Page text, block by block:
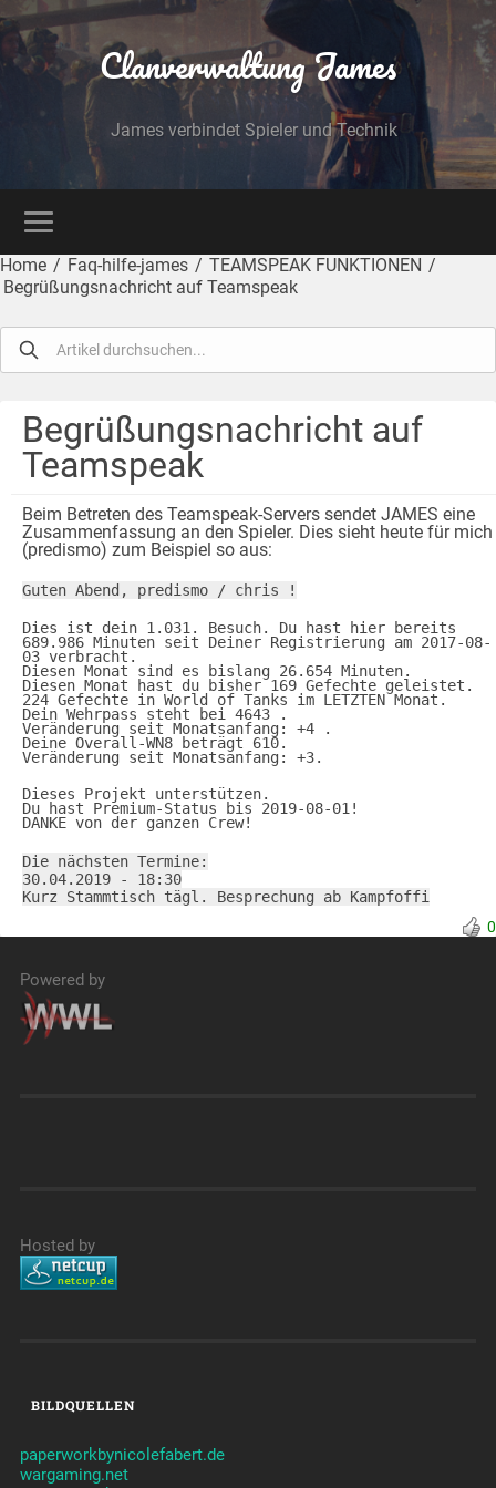
Clanverwaltung James
James verbindet Spieler und Technik
Home / Faq-hilfe-james / TEAMSPEAK FUNKTIONEN /
Begrüßungsnachricht auf Teamspeak
Begrüßungsnachricht auf
Teamspeak
Beim Betreten des Teamspeak-Servers sendet JAMES eine
Zusammenfassung an den Spieler. Dies sieht heute für mich
(predismo) zum Beispiel so aus:
Guten Abend, predismo / chris !
Dies ist dein 1.031. Besuch. Du hast hier bereits
689.986 Minuten seit Deiner Registrierung am 2017-08-
03 verbracht.
Diesen Monat sind es bislang 26.654 Minuten.
Diesen Monat hast du bisher 169 Gefechte geleistet.
224 Gefechte in World of Tanks im LETZTEN Monat.
Dein Wehrpass steht bei 4643 .
Veränderung seit Monatsanfang: +4 .
Deine Overall-WN8 beträgt 610.
Veränderung seit Monatsanfang: +3.
Dieses Projekt unterstützen.
Du hast Premium-Status bis 2019-08-01!
DANKE von der ganzen Crew!
Die nächsten Termine:
30.04.2019 - 18:30
Kurz Stammtisch tägl. Besprechung ab Kampfoffi
0
Powered by
Hosted by
BILDQUELLEN
paperworkbynicolefabert.de
wargaming.net